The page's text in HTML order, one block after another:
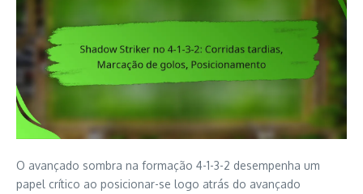
O avançado sombra na formação 4-1-3-2 desempenha um
papel crítico ao posicionar-se logo atrás do avançado